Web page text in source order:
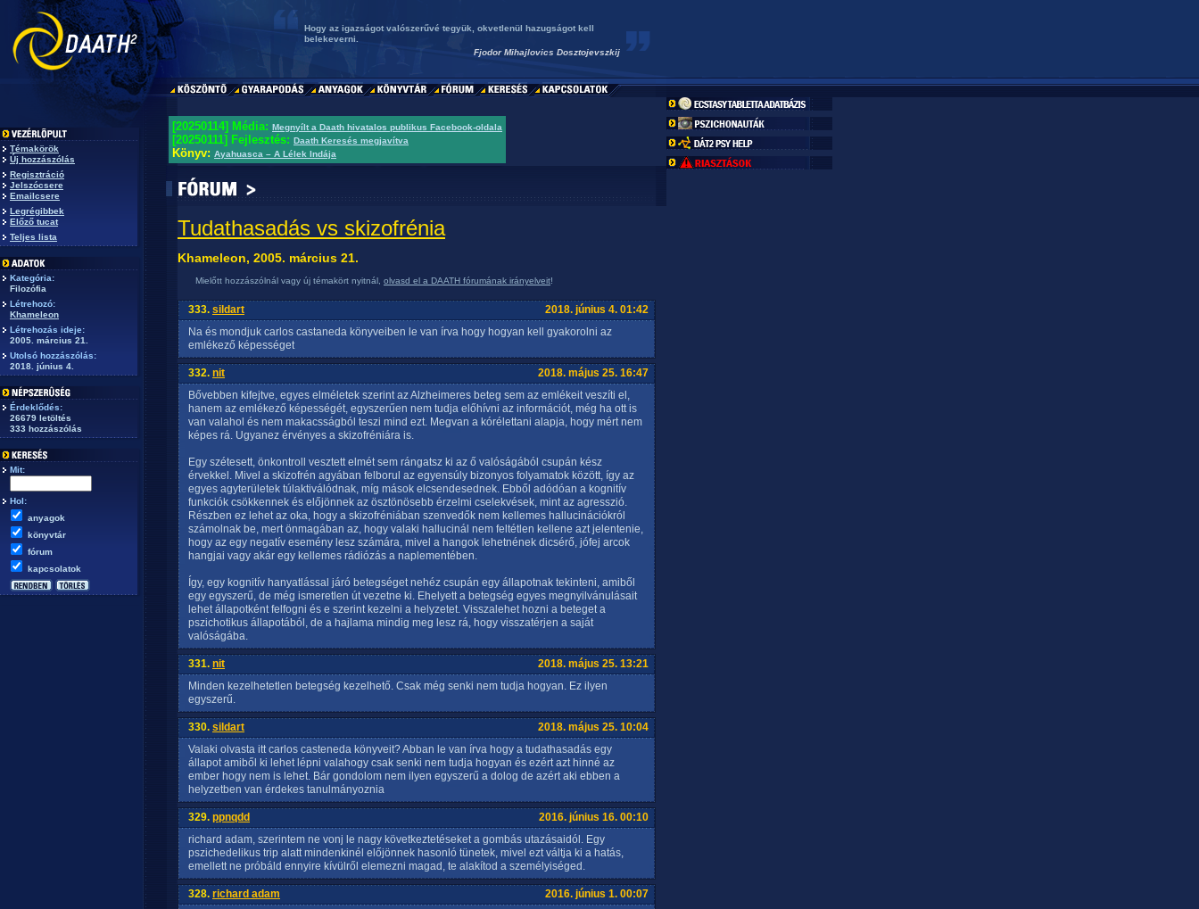
Hogy az igazságot valószerűvé tegyük, okvetlenül hazugságot kell
belekeverni.
Fjodor Mihajlovics Dosztojevszkij
Témakörök
Új hozzászólás
Regisztráció
Jelszócsere
Emailcsere
Legrégibbek
Előző tucat
Teljes lista
Kategória:
Filozófia
Létrehozó:
Khameleon
Létrehozás ideje:
2005. március 21.
Utolsó hozzászólás:
2018. június 4.
Érdeklődés:
26679 letöltés
333 hozzászólás
Mit:
Hol:
anyagok
könyvtár
fórum
kapcsolatok
[20250114] Média: Megnyílt a Daath hivatalos publikus Facebook-oldala
[20250111] Fejlesztés: Daath Keresés megjavítva
Könyv: Ayahuasca – A Lélek Indája
Tudathasadás vs skizofrénia
Khameleon, 2005. március 21.
Mielőtt hozzászólnál vagy új témakört nyitnál, olvasd el a DAATH fórumának irányelveit!
333. sildart
2018. június 4. 01:42
Na és mondjuk carlos castaneda könyveiben le van írva hogy hogyan kell gyakorolni az
emlékező képességet
332. nit
2018. május 25. 16:47
Bővebben kifejtve, egyes elméletek szerint az Alzheimeres beteg sem az emlékeit veszíti el,
hanem az emlékező képességét, egyszerűen nem tudja előhívni az információt, még ha ott is
van valahol és nem makacsságból teszi mind ezt. Megvan a kórélettani alapja, hogy mért nem
képes rá. Ugyanez érvényes a skizofréniára is.
Egy szétesett, önkontroll vesztett elmét sem rángatsz ki az ő valóságából csupán kész
érvekkel. Mivel a skizofrén agyában felborul az egyensúly bizonyos folyamatok között, így az
egyes agyterületek túlaktiválódnak, míg mások elcsendesednek. Ebből adódóan a kognitív
funkciók csökkennek és előjönnek az ösztönösebb érzelmi cselekvések, mint az agresszió.
Részben ez lehet az oka, hogy a skizofréniában szenvedők nem kellemes hallucinációkról
számolnak be, mert önmagában az, hogy valaki hallucinál nem feltétlen kellene azt jelentenie,
hogy az egy negatív esemény lesz számára, mivel a hangok lehetnének dicsérő, jófej arcok
hangjai vagy akár egy kellemes rádiózás a naplementében.
Így, egy kognitív hanyatlással járó betegséget nehéz csupán egy állapotnak tekinteni, amiből
egy egyszerű, de még ismeretlen út vezetne ki. Ehelyett a betegség egyes megnyilvánulásait
lehet állapotként felfogni és e szerint kezelni a helyzetet. Visszalehet hozni a beteget a
pszichotikus állapotából, de a hajlama mindig meg lesz rá, hogy visszatérjen a saját
valóságába.
331. nit
2018. május 25. 13:21
Minden kezelhetetlen betegség kezelhető. Csak még senki nem tudja hogyan. Ez ilyen
egyszerű.
330. sildart
2018. május 25. 10:04
Valaki olvasta itt carlos casteneda könyveit? Abban le van írva hogy a tudathasadás egy
állapot amiből ki lehet lépni valahogy csak senki nem tudja hogyan és ezért azt hinné az
ember hogy nem is lehet. Bár gondolom nem ilyen egyszerű a dolog de azért aki ebben a
helyzetben van érdekes tanulmányoznia
329. ppnqdd
2016. június 16. 00:10
richard adam, szerintem ne vonj le nagy következtetéseket a gombás utazásaidól. Egy
pszichedelikus trip alatt mindenkinél előjönnek hasonló tünetek, mivel ezt váltja ki a hatás,
emellett ne próbáld ennyire kívülről elemezni magad, te alakítod a személyiséged.
328. richard adam
2016. június 1. 00:07